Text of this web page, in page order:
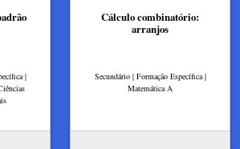
|
Cálculo combinatório:
arranjos
Secundário | Formação Específica |
Matemática A